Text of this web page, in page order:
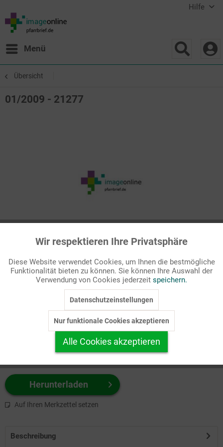
Hilfe
Menü
Übersicht
01/2009 - 21277
Passende Stichworte
Fastenzeit/Passion, Kirchenjahr
zuerst Ihr Produktformat aus.
z.B. Farbe-Grafik, Schwarz-Weiß-Grafik, mit/ohne Text ...
Herunterladen
Auf Ihren Merkzettel setzen
Beschreibung
Funktionale Aktiv
Marketing Inaktiv
Personalisierung Inaktiv
Service
Wir respektieren Ihre Privatsphäre
Diese Website verwendet Cookies, um Ihnen die bestmögliche
Funktionalität bieten zu können. Sie können Ihre Auswahl der
Verwendung von Cookies jederzeit speichern.
Datenschutzeinstellungen
Nur funktionale Cookies akzeptieren
Alle Cookies akzeptieren